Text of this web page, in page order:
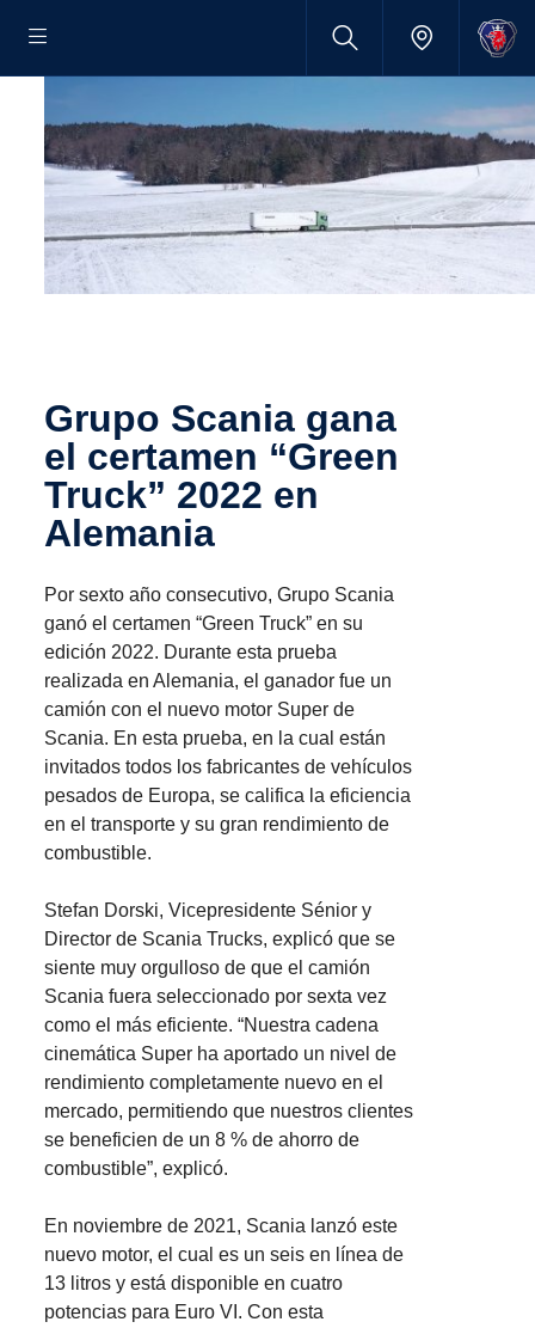
Grupo Scania gana
el certamen “Green
Truck” 2022 en
Alemania
Por sexto año consecutivo, Grupo Scania
ganó el certamen “Green Truck” en su
edición 2022. Durante esta prueba
realizada en Alemania, el ganador fue un
camión con el nuevo motor Super de
Scania. En esta prueba, en la cual están
invitados todos los fabricantes de vehículos
pesados de Europa, se califica la eficiencia
en el transporte y su gran rendimiento de
combustible.
Stefan Dorski, Vicepresidente Sénior y
Director de Scania Trucks, explicó que se
siente muy orgulloso de que el camión
Scania fuera seleccionado por sexta vez
como el más eficiente. “Nuestra cadena
cinemática Super ha aportado un nivel de
rendimiento completamente nuevo en el
mercado, permitiendo que nuestros clientes
se beneficien de un 8 % de ahorro de
combustible”, explicó.
En noviembre de 2021, Scania lanzó este
nuevo motor, el cual es un seis en línea de
13 litros y está disponible en cuatro
potencias para Euro VI. Con esta